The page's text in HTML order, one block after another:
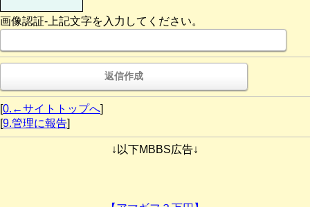
画像認証-上記文字を入力してください。
[0.←サイトトップへ]
[9.管理に報告]
↓以下MBBS広告↓